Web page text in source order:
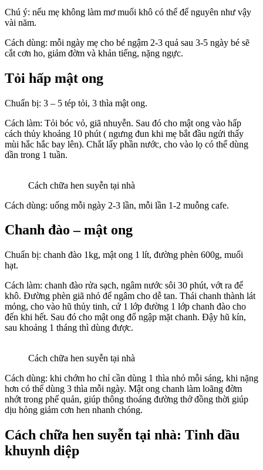
Chú ý: nếu mẹ không làm mơ muối khô có thể để nguyên như vậy
vài năm.
Cách dùng: mỗi ngày mẹ cho bé ngậm 2-3 quả sau 3-5 ngày bé sẽ
cắt cơn ho, giảm đờm và khản tiếng, nặng ngực.
Tỏi hấp mật ong
Chuẩn bị: 3 – 5 tép tỏi, 3 thìa mật ong.
Cách làm: Tỏi bóc vỏ, giã nhuyễn. Sau đó cho mật ong vào hấp
cách thủy khoảng 10 phút ( ngưng đun khi mẹ bắt đầu ngửi thấy
mùi hắc hắc bay lên). Chắt lấy phần nước, cho vào lọ có thể dùng
dần trong 1 tuần.
Cách chữa hen suyễn tại nhà
Cách dùng: uống mỗi ngày 2-3 lần, mỗi lần 1-2 muỗng cafe.
Chanh đào – mật ong
Chuẩn bị: chanh đào 1kg, mật ong 1 lít, đường phèn 600g, muối
hạt.
Cách làm: chanh đào rửa sạch, ngâm nước sôi 30 phút, vớt ra để
khô. Đường phèn giã nhỏ để ngâm cho dễ tan. Thái chanh thành lát
mỏng, cho vào hũ thủy tinh, cứ 1 lớp đường 1 lớp chanh đào cho
đến khi hết. Sau đó cho mật ong đổ ngập mặt chanh. Đậy hũ kín,
sau khoảng 1 tháng thì dùng được.
Cách chữa hen suyễn tại nhà
Cách dùng: khi chớm ho chỉ cần dùng 1 thìa nhỏ mỗi sáng, khi nặng
hơn có thể dùng 3 thìa mỗi ngày. Mật ong chanh làm loãng đờm
nhớt trong phế quản, giúp thông thoáng đường thở đồng thời giúp
dịu hỏng giảm cơn hen nhanh chóng.
Cách chữa hen suyễn tại nhà: Tinh dầu
khuynh diệp